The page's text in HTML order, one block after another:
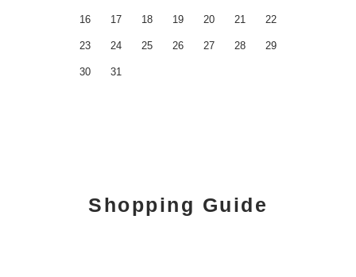
16 17 18 19 20 21 22
23 24 25 26 27 28 29
30 31
Shopping Guide